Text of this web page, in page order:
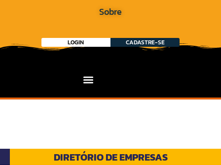
Sobre
LOGIN CADASTRE-SE
DIRETÓRIO DE EMPRESAS